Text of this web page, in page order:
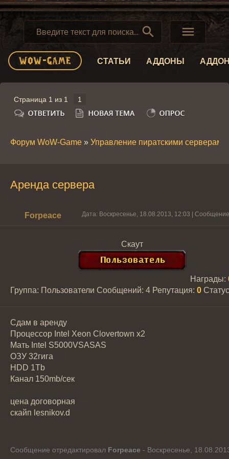
 
СТАТЬИ АДДОНЫ
Страница 1 из 1 1
Форум WoW-Game » Управление пиратскими серверами
Аренда сервера
Forpeace Дата: Воскресенье, 18.08.2013, 12:03 |
Скаут
Группа: Пользователи Сообщений: 4
Награды:
Репутация: 0
Сдам в аренду
Процессор Intel Xeon Clovertown х2
Мать Intel S5000VSASAS
ОЗУ 32гига
HDD 1Tb
Канал 150mb/сек
цена договорная
скайп lesnikov.d
Сообщение отредактировал Forpeace - Воскресенье,